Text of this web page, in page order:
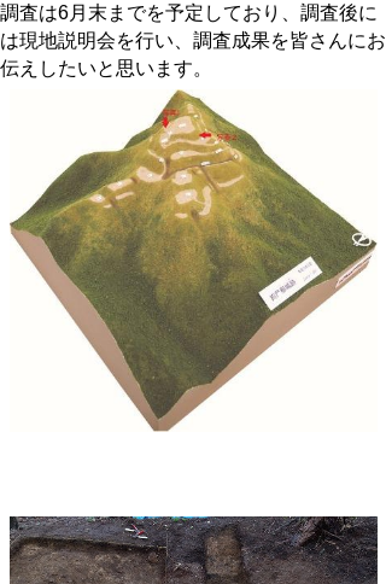
調査は6月末までを予定しており、調査後に
は現地説明会を行い、調査成果を皆さんにお
伝えしたいと思います。